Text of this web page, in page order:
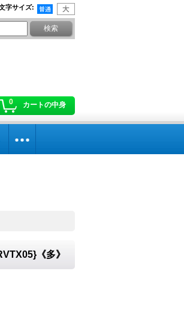
字サイズ:
0 カートの中身
《多》